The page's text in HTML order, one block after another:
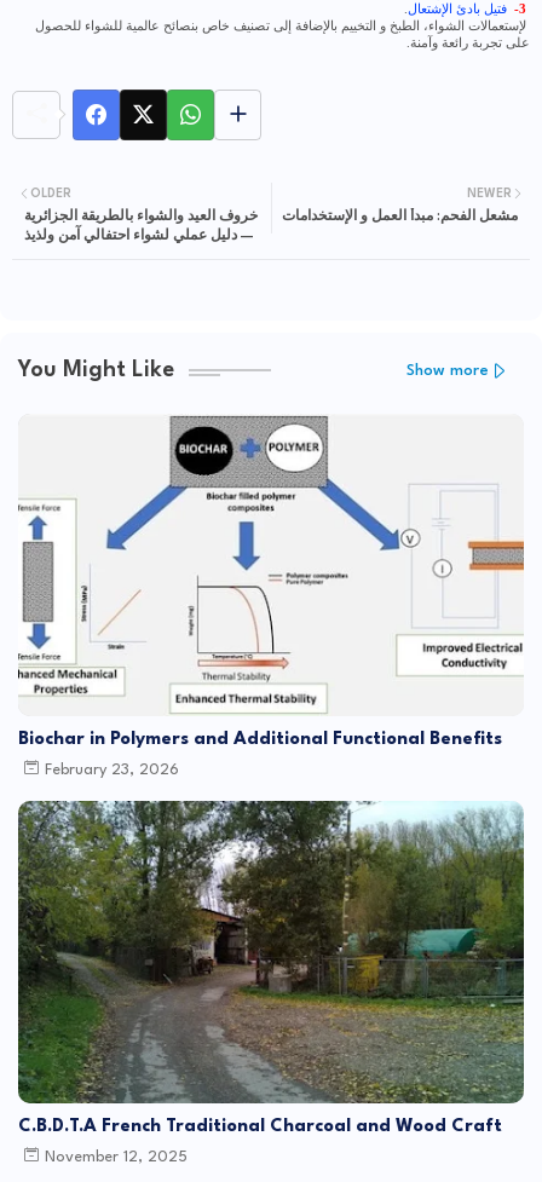
3-
فتيل بادئ الإشتعال
لإستعمالات الشواء، الطبخ و التخييم بالإضافة إلى تصنيف خاص بنصائح عالمية للشواء للحصول
على تجربة رائعة وآمنة.
NEWER
مشعل الفحم: مبدأ العمل و الإستخدامات
OLDER
خروف العيد والشواء بالطريقة الجزائرية
— دليل عملي لشواء احتفالي آمن ولذيذ
You Might Like Show more
Biochar in Polymers and Additional Functional Benefits
February 23, 2026
C.B.D.T.A French Traditional Charcoal and Wood Craft
November 12, 2025